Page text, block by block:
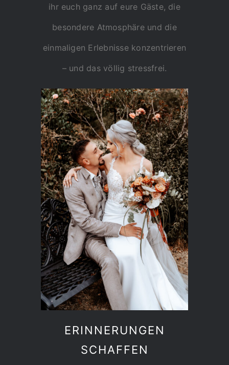
ihr euch ganz auf eure Gäste, die
besondere Atmosphäre und die
einmaligen Erlebnisse konzentrieren
– und das völlig stressfrei.
ERINNERUNGEN
SCHAFFEN